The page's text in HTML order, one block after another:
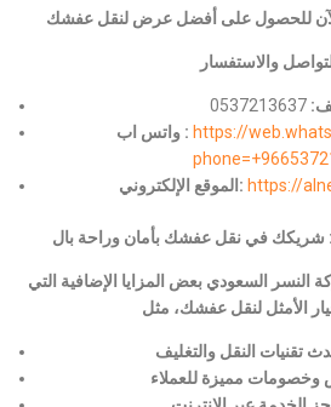
0537213637
واتس اب : https://
الموقع الإلكتروني: https://
النسر السعودي بعض المزايا الإضافية التي